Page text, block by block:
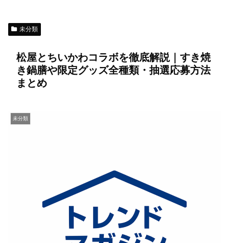
未分類
松屋とちいかわコラボを徹底解説｜すき焼
き鍋膳や限定グッズ全種類・抽選応募方法
まとめ
未分類